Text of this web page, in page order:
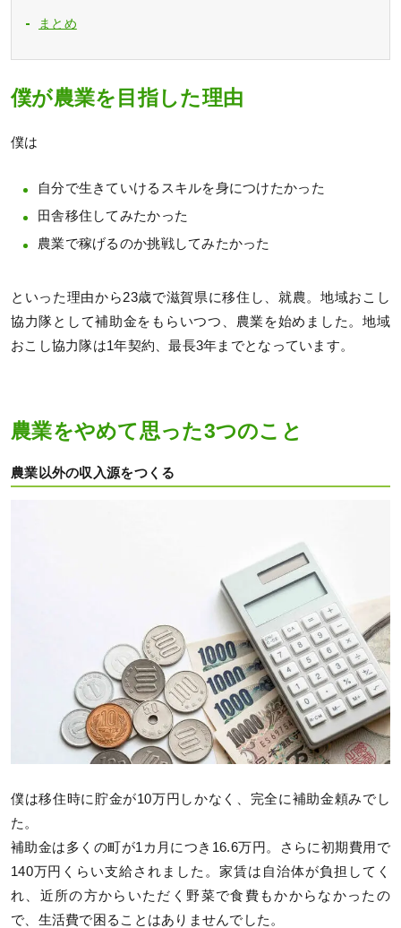
まとめ
僕が農業を目指した理由
僕は
自分で生きていけるスキルを身につけたかった
田舎移住してみたかった
農業で稼げるのか挑戦してみたかった
といった理由から23歳で滋賀県に移住し、就農。地域おこし
協力隊として補助金をもらいつつ、農業を始めました。地域
おこし協力隊は1年契約、最長3年までとなっています。
農業をやめて思った3つのこと
農業以外の収入源をつくる
僕は移住時に貯金が10万円しかなく、完全に補助金頼みでし
た。
補助金は多くの町が1カ月につき16.6万円。さらに初期費用で
140万円くらい支給されました。家賃は自治体が負担してく
れ、近所の方からいただく野菜で食費もかからなかったの
で、生活費で困ることはありませんでした。